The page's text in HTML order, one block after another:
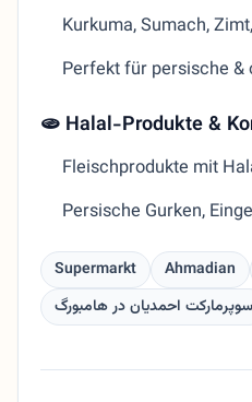
Kurkuma, Sumach,
Perfekt für persische
🫓 Halal-Produkte &
Fleischprodukte mit
Persische Gurken,
Supermarkt Ahmadian
سوپرمارکت احمدیان در هامبورگ